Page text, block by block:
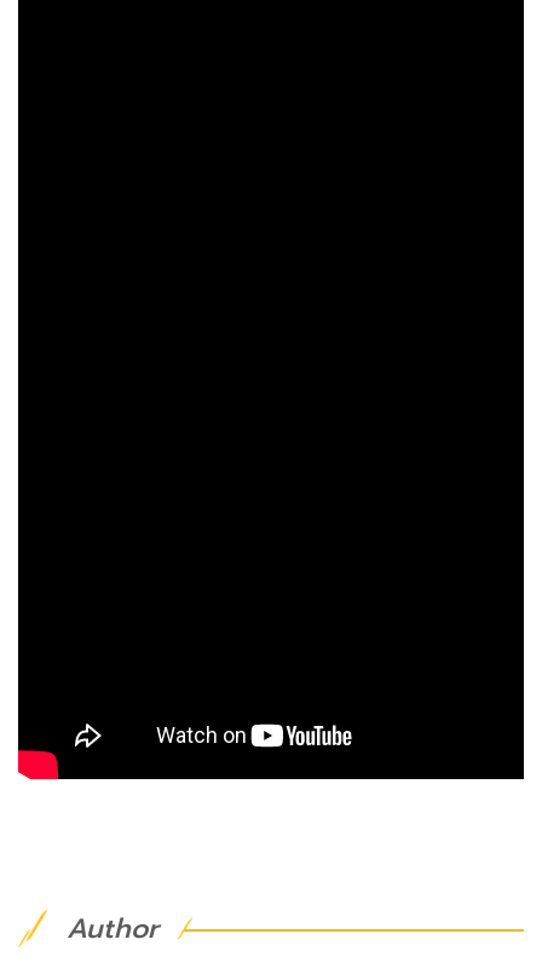
Author